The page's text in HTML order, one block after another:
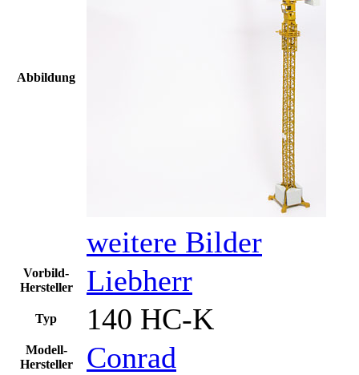
Abbildung
weitere Bilder
Vorbild-
Hersteller
Liebherr
Typ 140 HC-K
Modell-
Hersteller
Conrad